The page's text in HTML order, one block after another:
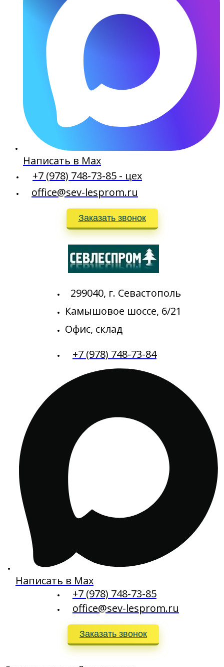
Написать в Max
+7 (978) 748-73-85 - цех
office@sev-lesprom.ru
Заказать звонок
299040, г. Севастополь
Камышовое шоссе, 6/21
Офис, склад
+7 (978) 748-73-84
Написать в Max
+7 (978) 748-73-85
office@sev-lesprom.ru
Заказать звонок